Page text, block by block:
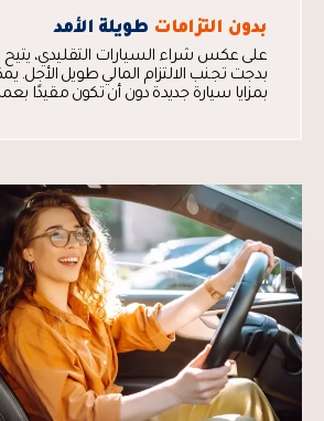
بدون التزامات طويلة الأمد
على عكس شراء السيارات التقليدي، يتيح
بدجت تجنب الالتزام المالي طويل الأجل.
بمزايا سيارة جديدة دون أن تكون مقيدًا